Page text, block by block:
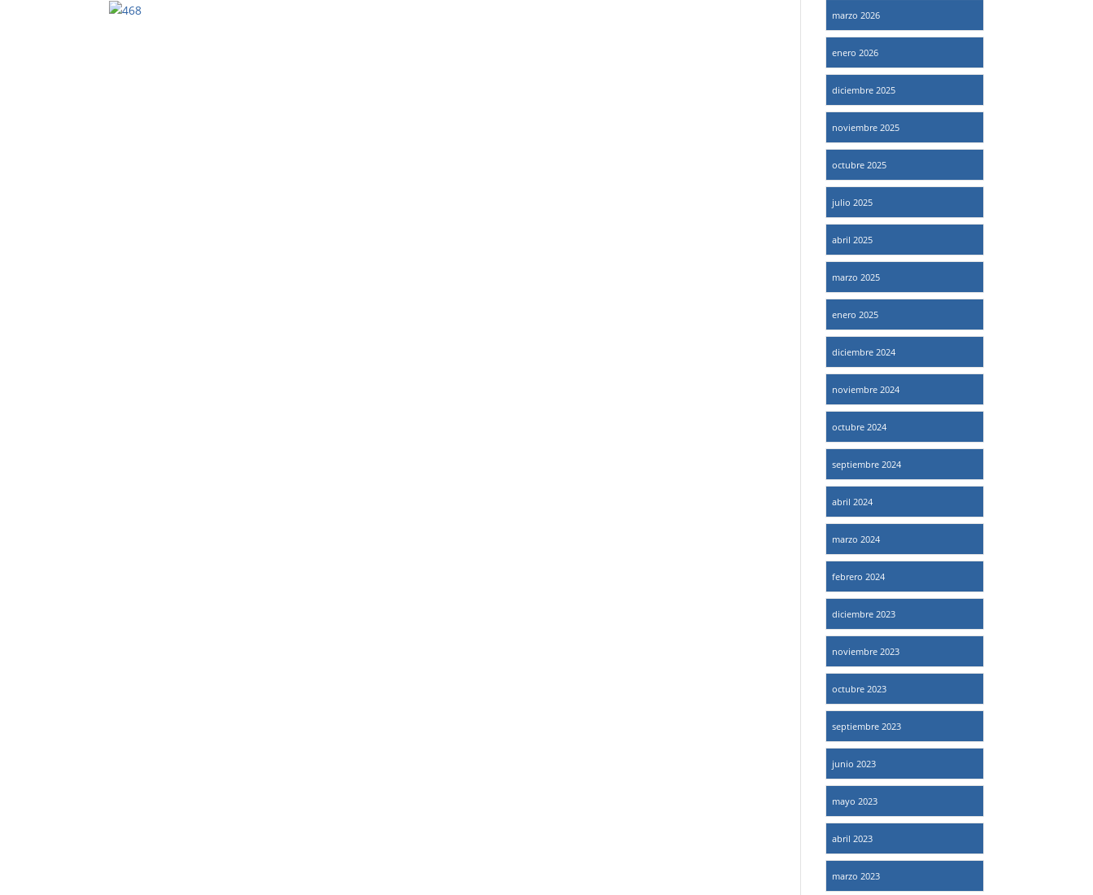
marzo 2026
enero 2026
diciembre 2025
noviembre 2025
octubre 2025
julio 2025
abril 2025
marzo 2025
enero 2025
diciembre 2024
noviembre 2024
octubre 2024
septiembre 2024
abril 2024
marzo 2024
febrero 2024
diciembre 2023
noviembre 2023
octubre 2023
septiembre 2023
junio 2023
mayo 2023
abril 2023
marzo 2023